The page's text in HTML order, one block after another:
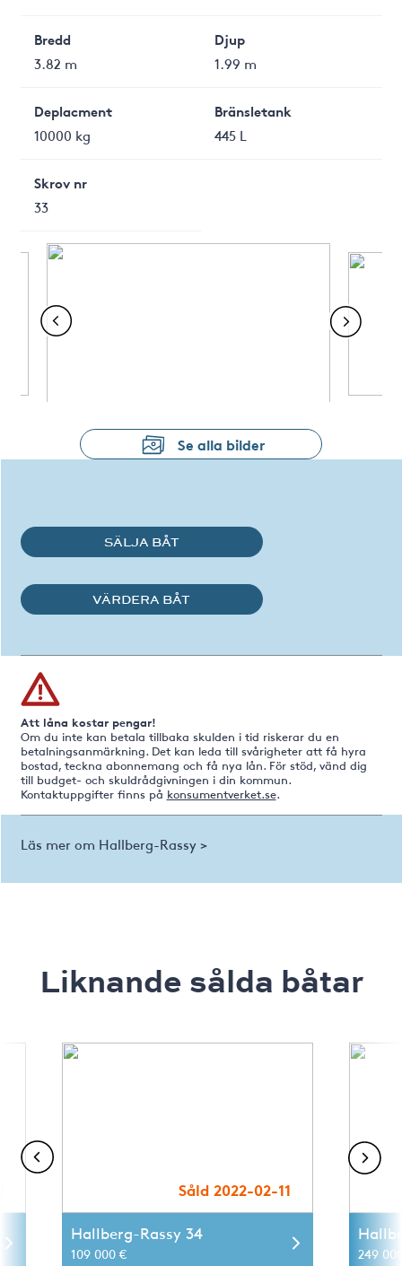
Bredd
3.82 m
Djup
1.99 m
Deplacment
10000 kg
Bränsletank
445 L
Skrov nr
33
Se alla bilder
SÄLJA BÅT
VÄRDERA BÅT
Att låna kostar pengar!
Om du inte kan betala tillbaka skulden i tid riskerar du en
betalningsanmärkning. Det kan leda till svårigheter att få hyra
bostad, teckna abonnemang och få nya lån. För stöd, vänd dig
till budget- och skuldrådgivningen i din kommun.
Kontaktuppgifter finns på konsumentverket.se.
Läs mer om Hallberg-Rassy >
Liknande sålda båtar
Såld 2022-02-11
Hallberg-Rassy 34
109 000 € 249